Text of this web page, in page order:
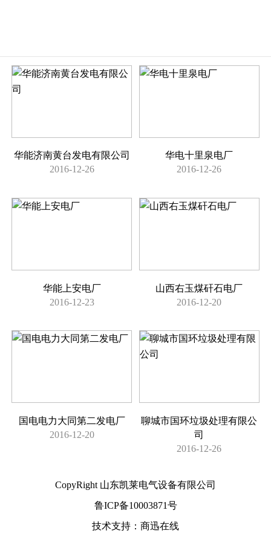
华能济南黄台发电有限公司
2016-12-26
华电十里泉电厂
2016-12-26
华能上安电厂
2016-12-23
山西右玉煤矸石电厂
2016-12-20
国电电力大同第二发电厂
2016-12-20
聊城市国环垃圾处理有限公
司
2016-12-26
CopyRight 山东凯莱电气设备有限公司
鲁ICP备10003871号
技术支持：商迅在线